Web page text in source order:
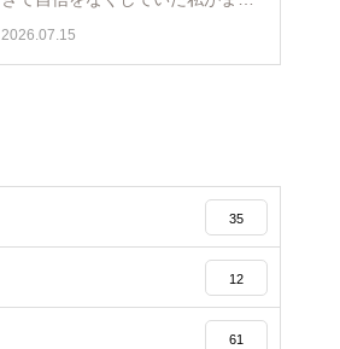
少し前を向けました☺️埼玉・ふじ
み野
2026.07.15
35
12
61